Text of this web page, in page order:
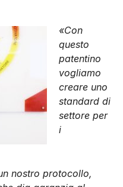
«Con
questo
patentino
vogliamo
creare uno
standard di
settore per
i
nostro protocollo,